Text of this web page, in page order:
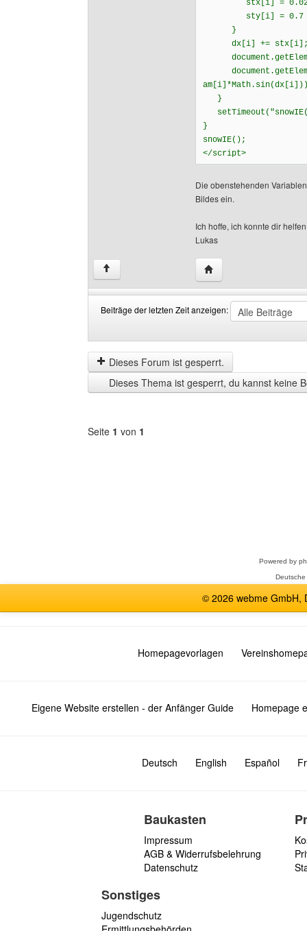
stx[i] = 0.02 +
sty[i] = 0.7 +
}
dx[i] +=
}
}
snowIE();
</script>
Die obenstehenden
Bildes ein.
Ich hoffe, ich konnte dir helfen
Lukas
↑ Website dieses
Beiträge der letzten Zeit anzeigen:
der
letzten
Zeit
anzeigen
by
Dieses Forum ist gesperrt.
Dieses Thema ist gesperrt, du kannst keine
Seite 1 von 1
Powered by
© 2026 webme GmbH,
Homepagevorlagen
Eigene Website erstellen - der Anfänger Guide Homepage
Deutsch English Español
Baukasten
Impressum
AGB & Widerrufsbelehrung
Datenschutz
Sonstiges
Jugendschutz